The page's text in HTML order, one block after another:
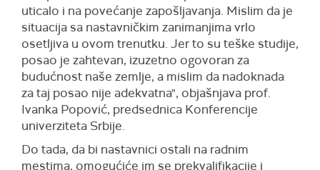
uticalo i na povećanje zapošljavanja. Mislim da je
situacija sa nastavničkim zanimanjima vrlo
osetljiva u ovom trenutku. Jer to su teške studije,
posao je zahtevan, izuzetno ogovoran za
budućnost naše zemlje, a mislim da nadoknada
za taj posao nije adekvatna", objašnjava prof.
Ivanka Popović, predsednica Konferencije
univerziteta Srbije.
Do tada, da bi nastavnici ostali na radnim
mestima, omogućiće im se prekvalifikacije i